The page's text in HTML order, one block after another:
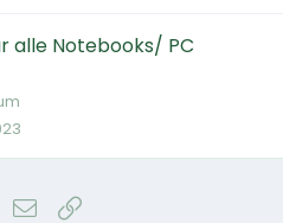
alle Notebooks/ PC
WhatsApp
E-Mail